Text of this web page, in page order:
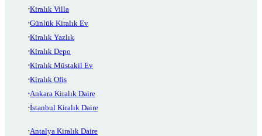
Kiralık Villa
Günlük Kiralık Ev
Kiralık Yazlık
Kiralık Depo
Kiralık Müstakil Ev
Kiralık Ofis
Ankara Kiralık Daire
İstanbul Kiralık Daire
Antalya Kiralık Daire